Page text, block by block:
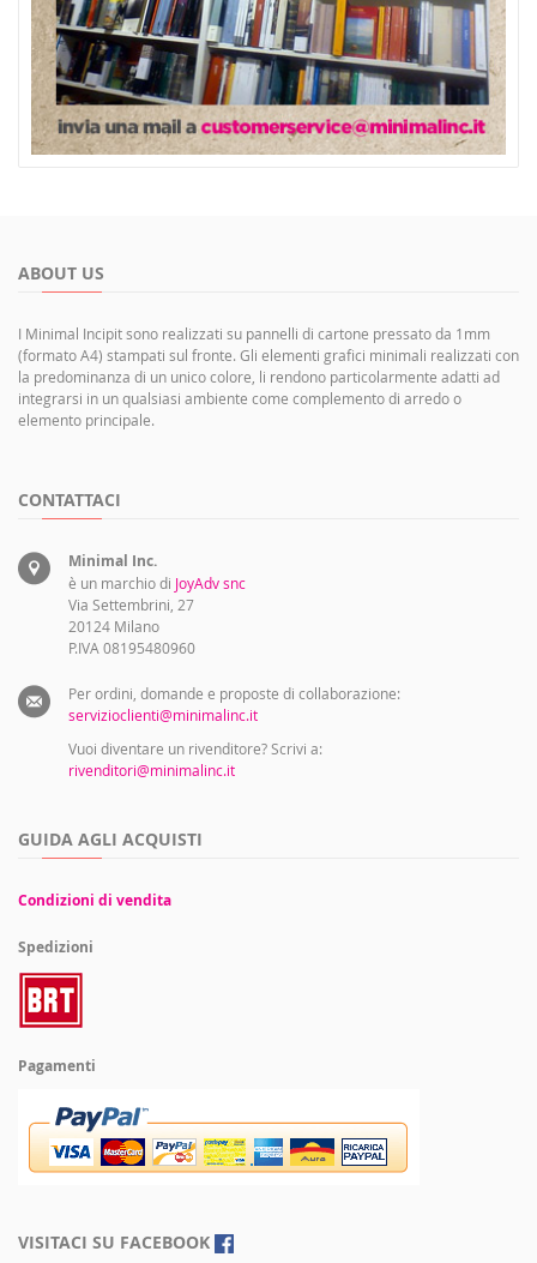
ABOUT US
I Minimal Incipit sono realizzati su pannelli di cartone pressato da 1mm
(formato A4) stampati sul fronte. Gli elementi grafici minimali realizzati con
la predominanza di un unico colore, li rendono particolarmente adatti ad
integrarsi in un qualsiasi ambiente come complemento di arredo o
elemento principale.
CONTATTACI
Minimal Inc.
è un marchio di JoyAdv snc
Via Settembrini, 27
20124 Milano
P.IVA 08195480960
Per ordini, domande e proposte di collaborazione:
servizioclienti@minimalinc.it
Vuoi diventare un rivenditore? Scrivi a:
rivenditori@minimalinc.it
GUIDA AGLI ACQUISTI
Condizioni di vendita
Spedizioni
Pagamenti
VISITACI SU FACEBOOK